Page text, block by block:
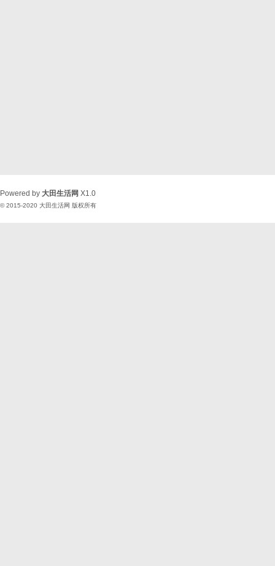
Powered by 大田生活网 X1.0
© 2015-2020 大田生活网 版权所有